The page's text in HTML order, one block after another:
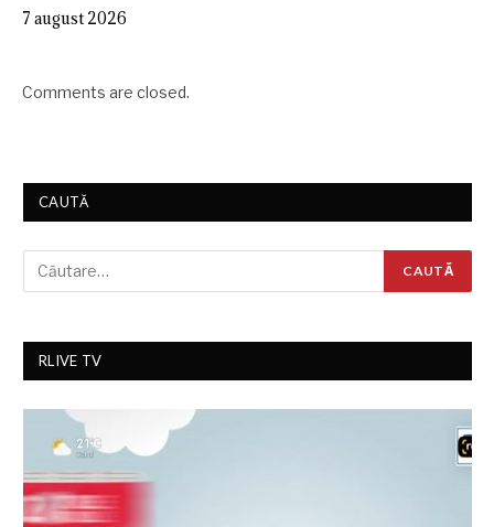
7 august 2026
Comments are closed.
CAUTĂ
RLIVE TV